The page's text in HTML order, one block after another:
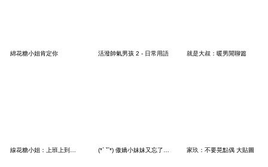
綿花糖小姐肯定你 活潑帥氣男孩 2 - 日常用語 就是大叔：暖男閒聊篇
家玖：不要晃點偶 大貼圖